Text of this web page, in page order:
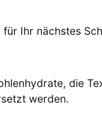
Ihr nächstes
die
werden.